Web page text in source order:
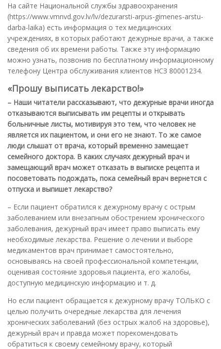
На сайте Национальной службы здравоохранения
(https://www.vmnvd.gov.lv/lv/dezurarsti-arpus-gimenes-arstu-
darba-laika) есть информация о тех медицинских
учреждениях, в которых работают дежурные врачи, а также
сведения об их времени работы. Также эту информацию
можно узнать, позвонив по бесплатному информационному
телефону Центра обслуживания клиентов НСЗ 80001234.
«Прошу выписать лекарство!»
– Наши читатели рассказывают, что дежурные врачи иногда
отказываются выписывать им рецепты и открывать
больничные листы, мотивируя это тем, что человек не
является их пациентом, и они его не знают. То же самое
люди слышат от врача, который временно замещает
семейного доктора. В каких случаях дежурный врач и
замещающий врач может отказать в выписке рецепта и
посоветовать подождать, пока семейный врач вернется с
отпуска и выпишет лекарство?
– Если пациент обратился к дежурному врачу с острым
заболеванием или внезапным обострением хронического
заболевания, дежурный врач имеет право выписать ему
необходимые лекарства. Решение о лечении и выборе
медикаментов врач принимает самостоятельно,
основываясь на своей профессиональной компетенции,
оценивая состояние здоровья пациента, его жалобы,
доступную медицинскую информацию и т. д.
Но если пациент обращается к дежурному врачу ТОЛЬКО с
целью получить очередные лекарства для лечения
хронических заболеваний (без острых жалоб на здоровье),
дежурный врач и правда может порекомендовать
обратиться к своему семейному врачу, который